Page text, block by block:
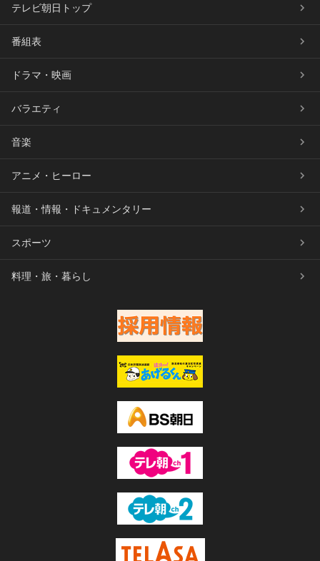
テレビ朝日トップ
番組表
ドラマ・映画
バラエティ
音楽
アニメ・ヒーロー
報道・情報・ドキュメンタリー
スポーツ
料理・旅・暮らし